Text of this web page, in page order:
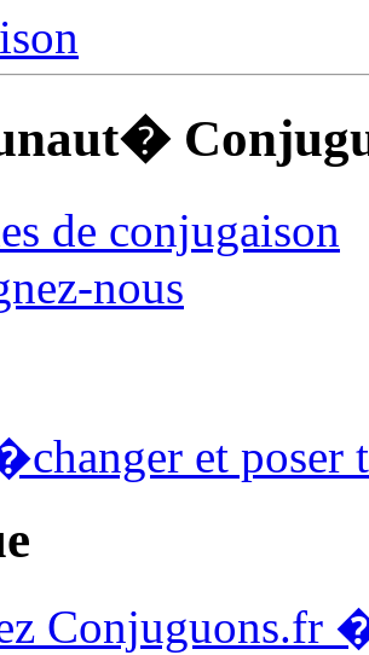
de conjugaison
nous
et poser
Conjuguons.fr